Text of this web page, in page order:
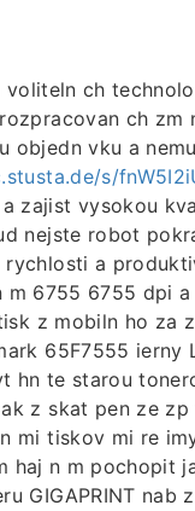
ch
ch zm
objedn vku a
s/
zajist vysokou
nejste robot
a
6755 6755 dpi
z mobiln ho za
65F7555 ierny
hn te starou
z skat pen ze
mi tiskov mi re
haj n m pochopit
GIGAPRINT nab